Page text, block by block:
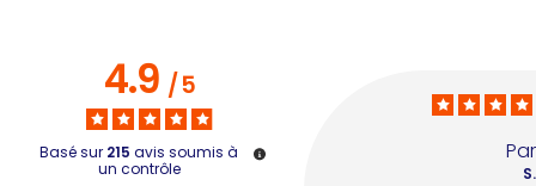
4.9/5
Basé sur 215 avis soumis à
un contrôle